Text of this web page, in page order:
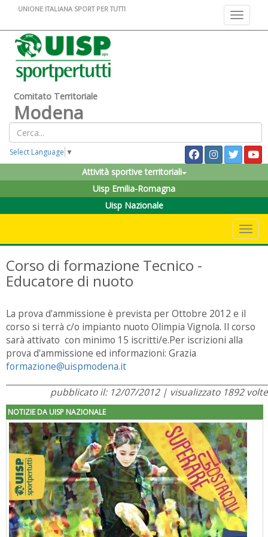
Toggle
UNIONE ITALIANA SPORT PER TUTTI
Comitato Territoriale
Modena
Select Language ▼
Attività sportive territoriali
Uisp Emilia-Romagna
Uisp Nazionale
Corso di formazione Tecnico -
Educatore di nuoto
La prova d'ammissione è prevista per Ottobre 2012 e il
corso si terrà c/o impianto nuoto Olimpia Vignola. Il corso
sarà attivato con minimo 15 iscritti/e.Per iscrizioni alla
prova d'ammissione ed informazioni: Grazia
formazione@uispmodena.it
pubblicato il: 12/07/2012 | visualizzato 1892 volte
NOTIZIE DA UISP NAZIONALE